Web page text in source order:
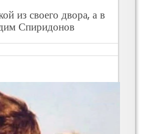
из своего двора, а в
Спиридонов